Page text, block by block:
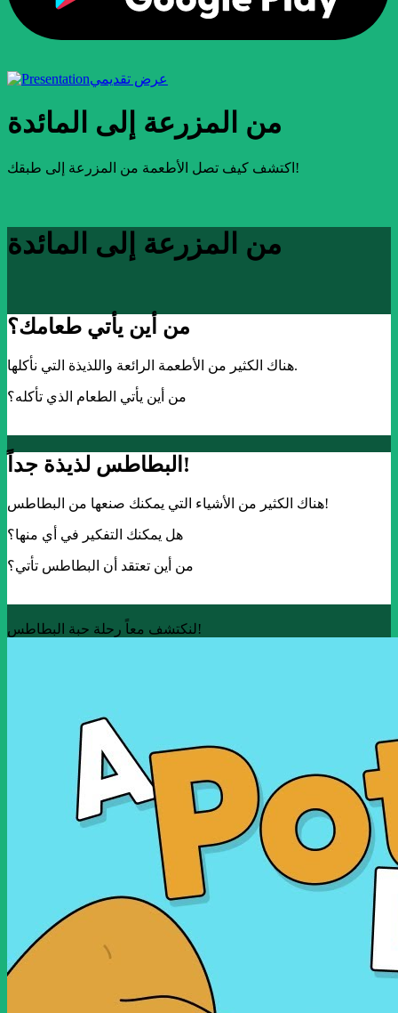
عرض تقديمي
من المزرعة إلى المائدة
اكتشف كيف تصل الأطعمة من المزرعة إلى طبقك!
من المزرعة إلى المائدة
من أين يأتي طعامك؟
هناك الكثير من الأطعمة الرائعة واللذيذة التي نأكلها.
من أين يأتي الطعام الذي تأكله؟
البطاطس لذيذة جداً!
هناك الكثير من الأشياء التي يمكنك صنعها من البطاطس!
هل يمكنك التفكير في أي منها؟
من أين تعتقد أن البطاطس تأتي؟
لنكتشف معاً رحلة حبة البطاطس!